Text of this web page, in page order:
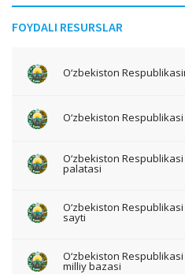
FOYDALI RESURSLAR
O‘zbekiston
O‘zbekiston
O‘zbekiston
palatasi
O‘zbekiston
sayti
O‘zbekiston
milliy bazasi